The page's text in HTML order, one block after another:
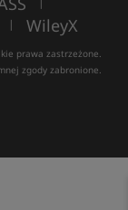
| WileyX
prawa zastrzeżone.
zgody zabronione.